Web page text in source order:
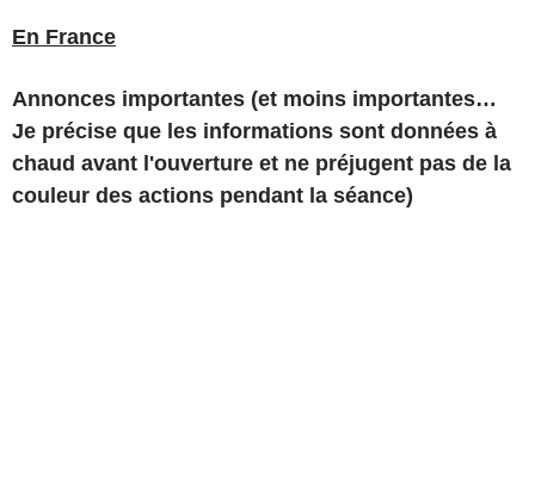
En France
Annonces importantes (et moins importantes…
Je précise que les informations sont données à
chaud avant l'ouverture et ne préjugent pas de la
couleur des actions pendant la séance)